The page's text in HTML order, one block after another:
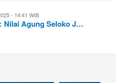
- 14:41 WIB
Nilai Agung Seloko J…